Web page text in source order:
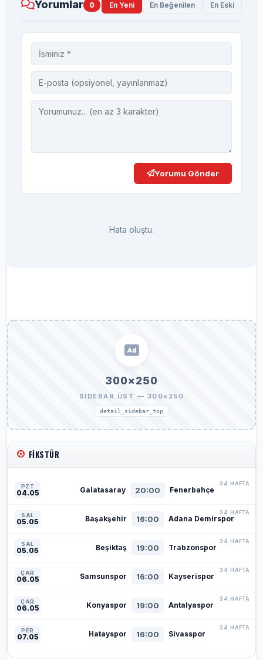
Yorumlar 0 En Yeni En Beğenilen En Eski
Yorumu Gönder
Hata oluştu.
300×250
SIDEBAR ÜST — 300×250
detail_sidebar_top
FIKSTÜR
PZT
04.05 Galatasaray 20:00 Fenerbahçe
34. HAFTA
SAL
05.05 Başakşehir 16:00 Adana Demirspor
34. HAFTA
SAL
05.05 Beşiktaş 19:00 Trabzonspor
34. HAFTA
ÇAR
06.05 Samsunspor 16:00 Kayserispor
34. HAFTA
ÇAR
06.05 Konyaspor 19:00 Antalyaspor
34. HAFTA
PER
07.05 Hatayspor 16:00 Sivasspor
34. HAFTA